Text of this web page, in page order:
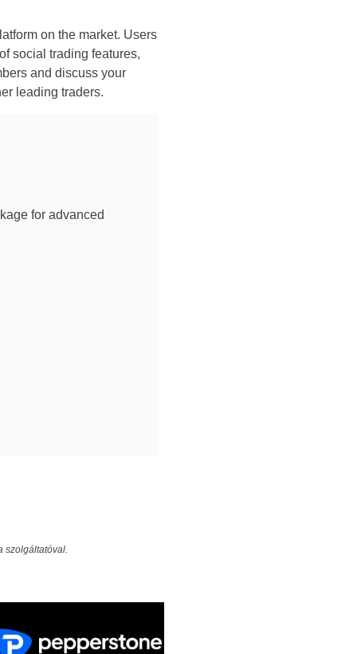
on the market. Users
social trading features,
and discuss your
leading traders.
for advanced
szolgáltatóval.